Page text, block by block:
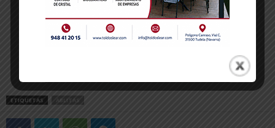
ETIQUETAS ABLITAS